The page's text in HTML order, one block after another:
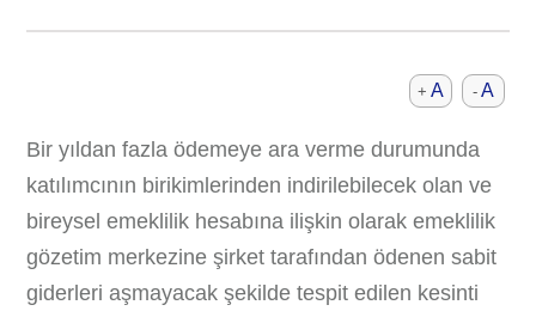
-A
+ A
Bir yıldan fazla ödemeye ara verme durumunda
katılımcının birikimlerinden indirilebilecek olan ve
bireysel emeklilik hesabına ilişkin olarak emeklilik
gözetim merkezine şirket tarafından ödenen sabit
giderleri aşmayacak şekilde tespit edilen kesinti